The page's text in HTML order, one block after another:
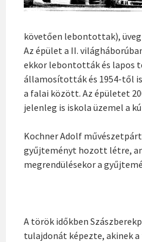
követően lebontottak),
Az épület a II.
ekkor lebontották és lapos
államosították és 1954-től
a falai között. Az épületet
jelenleg is iskola üzemel a
Kochner Adolf
gyűjteményt hozott létre,
megrendülésekor a
A török időkben
tulajdonát képezte, akinek a